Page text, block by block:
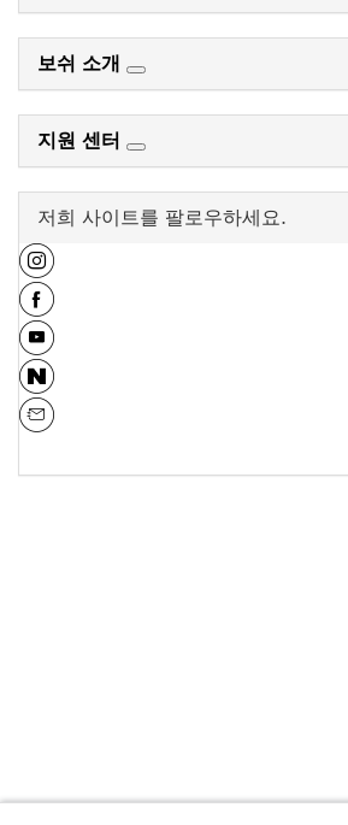
보쉬 소개
지원 센터
저희 사이트를 팔로우하세요.